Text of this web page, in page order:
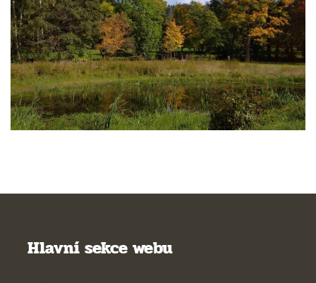
Hlavní sekce webu